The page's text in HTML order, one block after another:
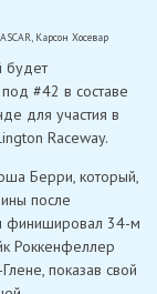
, Карсон Хосевар
будет
#42 в составе
для участия в
Raceway.
Берри, который,
после
финишировал 34-м
Роккенфеллер
показав свой